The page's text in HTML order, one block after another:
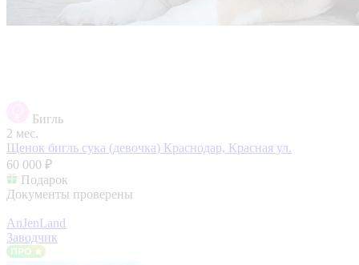
Бигль
2 мес.
Щенок бигль сука (девочка) Краснодар, Красная ул.
60 000 ₽
Подарок
Документы проверены
AnJenLand
Заводчик